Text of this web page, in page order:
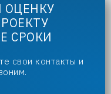
ОЦЕНКУ
СРОКИ
свои контакты и